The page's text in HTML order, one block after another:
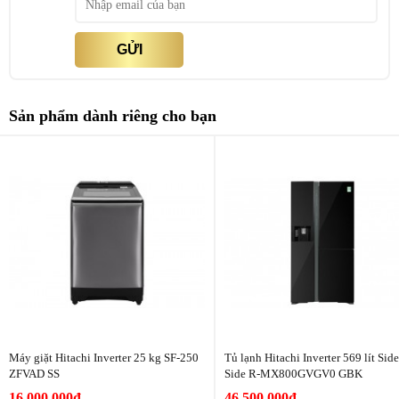
*Hình ảnh chỉ mang tính chất minh họa sản phẩm
Hệ thống đối lưu không khí giúp giảm
trong khi đó hệ thống làm mát sẽ phân phối đều luồng không khí
trữ lâu hơn.
- Nặng 43 kg
GỬI
Sản phẩm dành riêng cho bạn
Máy giặt Hitachi Inverter 25 kg SF-250
ZFVAD SS
Tủ lạnh Hitachi Inverter 569 lít
Side R-MX800GVGV0 GBK